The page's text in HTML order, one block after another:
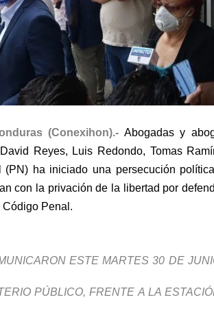
(Conexihon).- Abogadas y
Reyes, Luis Redondo, Tomas
(PN) ha iniciado una persecución
con la privación de la libertad por
Penal.
ESTE MARTES 30 DE
PÚBLICO, FRENTE A LA